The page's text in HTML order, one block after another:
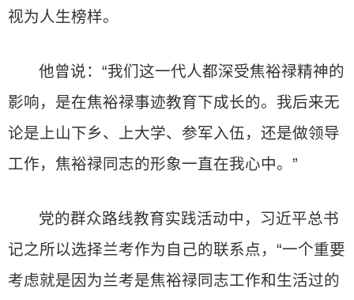
视为人生榜样。
他曾说：“我们这一代人都深受焦裕禄精神的
影响，是在焦裕禄事迹教育下成长的。我后来无
论是上山下乡、上大学、参军入伍，还是做领导
工作，焦裕禄同志的形象一直在我心中。”
党的群众路线教育实践活动中，习近平总书
记之所以选择兰考作为自己的联系点，“一个重要
考虑就是因为兰考是焦裕禄同志工作和生活过的